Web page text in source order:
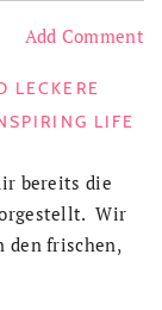
Add Comment
LECKERE
LIFE
bereits die
Wir
den frischen,